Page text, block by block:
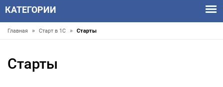
КАТЕГОРИИ
Главная » Старт в 1С » Старты
Старты